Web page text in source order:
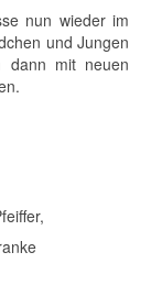
nun wieder im
und Jungen
dann mit neuen